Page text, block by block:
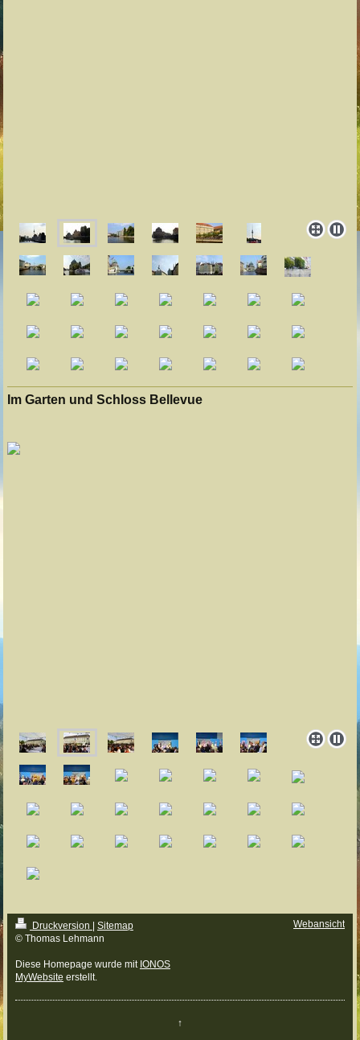
Im Garten und Schloss Bellevue
Druckversion | Sitemap
© Thomas Lehmann
Diese Homepage wurde mit IONOS
MyWebsite erstellt.
Webansicht
↑